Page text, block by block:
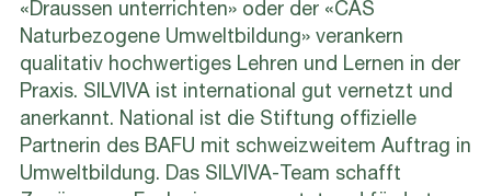
«Draussen unterrichten» oder der «CAS
Naturbezogene Umweltbildung» verankern
qualitativ hochwertiges Lehren und Lernen in der
Praxis. SILVIVA ist international gut vernetzt und
anerkannt. National ist die Stiftung offizielle
Partnerin des BAFU mit schweizweitem Auftrag in
Umweltbildung. Das SILVIVA-Team schafft